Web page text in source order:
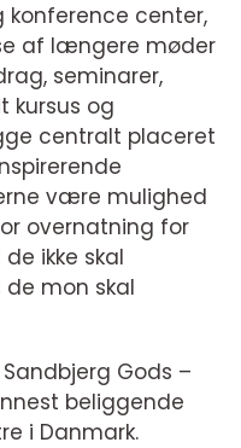
konference center,
af længere møder
seminarer,
kursus og
centralt placeret
være mulighed
overnatning for
ikke skal
mon skal
Gods –
beliggende
i Danmark.